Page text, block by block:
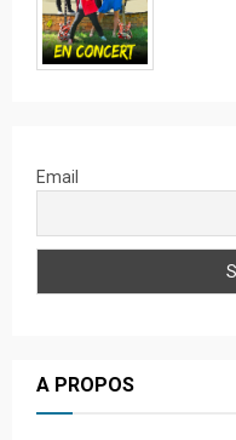
Email
A PROPOS